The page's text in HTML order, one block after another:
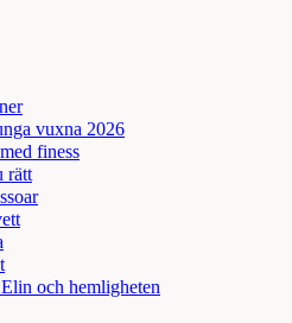
vuxna 2026
finess
rätt
och hemligheten